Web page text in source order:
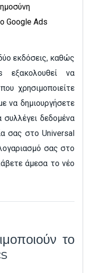
Google Ads
εκδόσεις, καθώς
εξακολουθεί να
χρησιμοποιείτε
να δημιουργήσετε
συλλέγει δεδομένα
σας στο Universal
σας στο
άμεσα το νέο
το